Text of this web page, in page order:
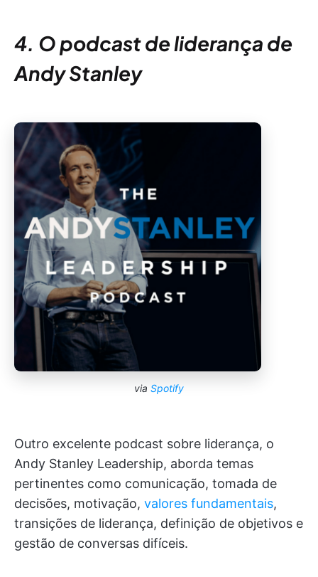
4. O podcast de liderança de
Andy Stanley
via Spotify
Outro excelente podcast sobre liderança, o
Andy Stanley Leadership, aborda temas
pertinentes como comunicação, tomada de
decisões, motivação, valores fundamentais,
transições de liderança, definição de objetivos e
gestão de conversas difíceis.